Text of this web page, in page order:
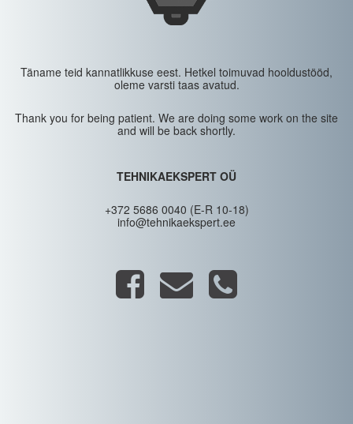
Täname teid kannatlikkuse eest. Hetkel toimuvad hooldustööd,
oleme varsti taas avatud.
Thank you for being patient. We are doing some work on the site
and will be back shortly.
TEHNIKAEKSPERT OÜ
+372 5686 0040 (E-R 10-18)
info@tehnikaekspert.ee